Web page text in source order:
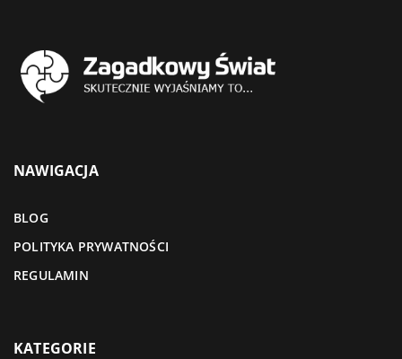
NAWIGACJA
BLOG
POLITYKA PRYWATNOŚCI
REGULAMIN
KATEGORIE